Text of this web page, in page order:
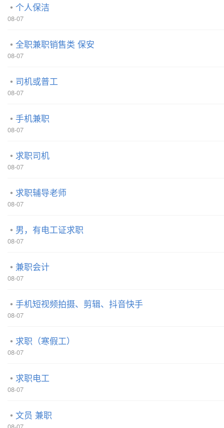
个人保洁
08-07
全职兼职销售类 保安
08-07
司机或普工
08-07
手机兼职
08-07
求职司机
08-07
求职辅导老师
08-07
男，有电工证求职
08-07
兼职会计
08-07
手机短视频拍摄、剪辑、抖音快手
08-07
求职（寒假工）
08-07
求职电工
08-07
文员 兼职